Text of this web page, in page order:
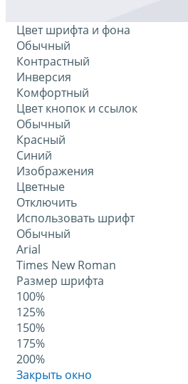
Цвет шрифта и фона
Обычный
Контрастный
Инверсия
Комфортный
Цвет кнопок и ссылок
Обычный
Красный
Синий
Изображения
Цветные
Отключить
Использовать шрифт
Обычный
Arial
Times New Roman
Размер шрифта
100%
125%
150%
175%
200%
Закрыть окно